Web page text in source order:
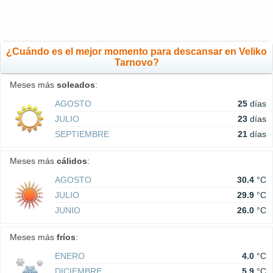
¿Cuándo es el mejor momento para descansar en Veliko
Tarnovo?
Meses más soleados:
AGOSTO
25 días
JULIO
23 días
SEPTIEMBRE
21 días
Meses más cálidos:
AGOSTO
30.4 °C
JULIO
29.9 °C
JUNIO
26.0 °C
Meses más fríos:
ENERO
4.0 °C